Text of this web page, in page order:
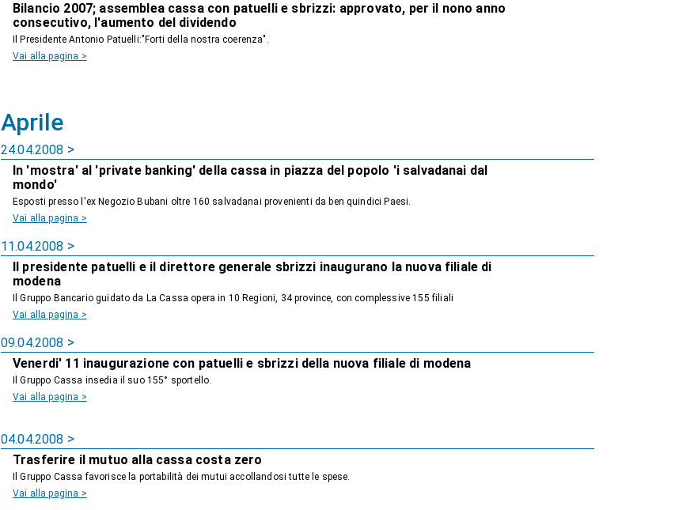
Bilancio 2007; assemblea cassa con patuelli e sbrizzi: approvato, per il nono anno
consecutivo, l'aumento del dividendo
Il Presidente Antonio Patuelli:"Forti della nostra coerenza".
Vai alla pagina >
Aprile
24.04.2008
In 'mostra' al 'private banking' della cassa in piazza del popolo 'i salvadanai dal
mondo'
Esposti presso l'ex Negozio Bubani oltre 160 salvadanai provenienti da ben quindici Paesi.
Vai alla pagina >
11.04.2008
Il presidente patuelli e il direttore generale sbrizzi inaugurano la nuova filiale di
modena
Il Gruppo Bancario guidato da La Cassa opera in 10 Regioni, 34 province, con complessive 155 filiali
Vai alla pagina >
09.04.2008
Venerdi' 11 inaugurazione con patuelli e sbrizzi della nuova filiale di modena
Il Gruppo Cassa insedia il suo 155° sportello.
Vai alla pagina >
04.04.2008
Trasferire il mutuo alla cassa costa zero
Il Gruppo Cassa favorisce la portabilità dei mutui accollandosi tutte le spese.
Vai alla pagina >